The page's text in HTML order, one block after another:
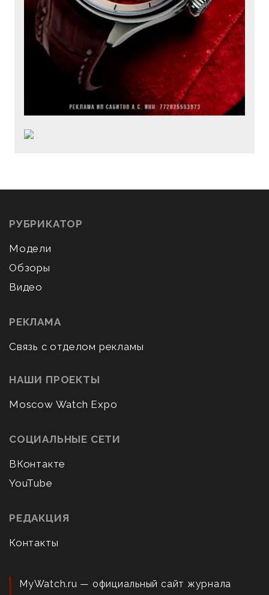
РУБРИКАТОР
Модели
Обзоры
Видео
РЕКЛАМА
Связь с отделом рекламы
НАШИ ПРОЕКТЫ
Moscow Watch Expo
СОЦИАЛЬНЫЕ СЕТИ
ВКонтакте
YouTube
РЕДАКЦИЯ
Контакты
MyWatch.ru — официальный сайт журнала